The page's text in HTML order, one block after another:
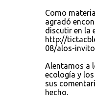
Como
agradó
discutir en la
http://
08/alos-
Alentamos a
ecología y
sus
hecho.